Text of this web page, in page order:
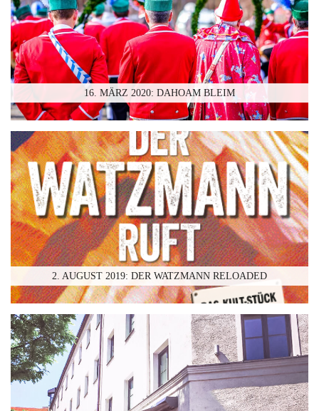
16. MÄRZ 2020: DAHOAM BLEIM
2. AUGUST 2019: DER WATZMANN RELOADED